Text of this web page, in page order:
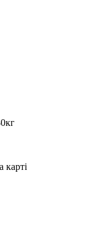
карті